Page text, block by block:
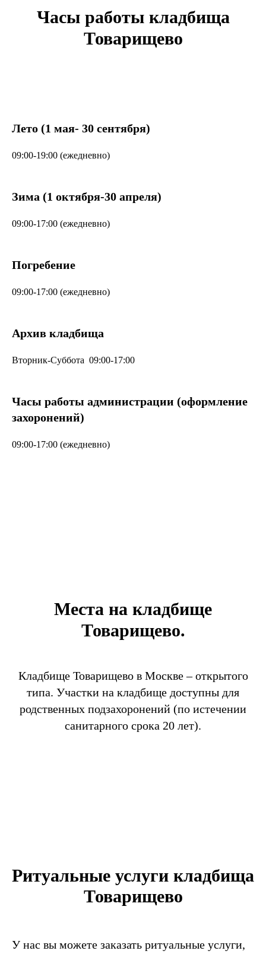
Часы работы кладбища
Товарищево
Лето (1 мая- 30 сентября)
09:00-19:00 (ежедневно)
Зима (1 октября-30 апреля)
09:00-17:00 (ежедневно)
Погребение
09:00-17:00 (ежедневно)
Архив кладбища
Вторник-Суббота 09:00-17:00
Часы работы администрации (оформление
захоронений)
09:00-17:00 (ежедневно)
Места на кладбище
Товарищево.
Кладбище Товарищево в Москве – открытого
типа. Участки на кладбище доступны для
родственных подзахоронений (по истечении
санитарного срока 20 лет).
Ритуальные услуги кладбища
Товарищево
У нас вы можете заказать ритуальные услуги,